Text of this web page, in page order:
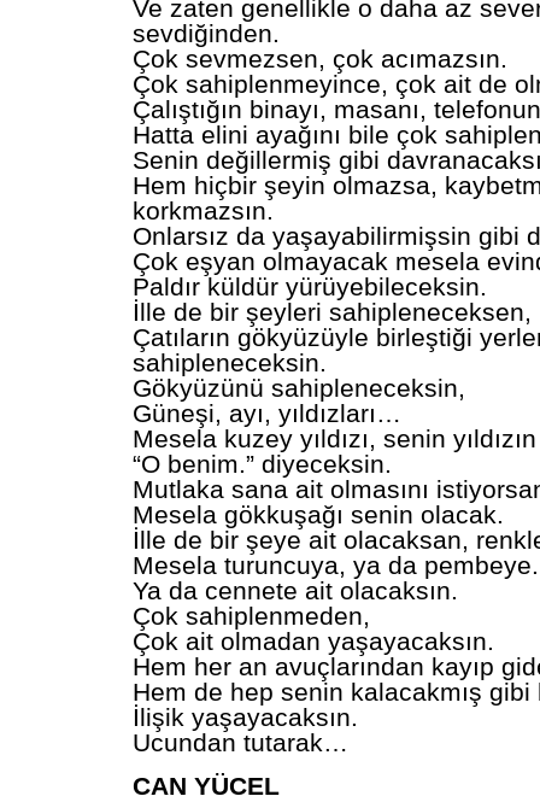
Ve zaten genellikle o daha az
sevdiğinden.
Çok sevmezsen, çok acımazsın.
Çok sahiplenmeyince, çok ait de
Çalıştığın binayı, masanı,
Hatta elini ayağını bile çok
Senin değillermiş gibi
Hem hiçbir şeyin olmazsa,
korkmazsın.
Onlarsız da yaşayabilirmişsin gibi
Çok eşyan olmayacak mesela
Paldır küldür yürüyebileceksin.
İlle de bir şeyleri sahipleneceksen,
Çatıların gökyüzüyle birleştiği
sahipleneceksin.
Gökyüzünü sahipleneceksin,
Güneşi, ayı, yıldızları…
Mesela kuzey yıldızı, senin
“O benim.” diyeceksin.
Mutlaka sana ait olmasını
Mesela gökkuşağı senin olacak.
İlle de bir şeye ait olacaksan,
Mesela turuncuya, ya da pembeye.
Ya da cennete ait olacaksın.
Çok sahiplenmeden,
Çok ait olmadan yaşayacaksın.
Hem her an avuçlarından kayıp
Hem de hep senin kalacakmış gibi
İlişik yaşayacaksın.
Ucundan tutarak…
CAN YÜCEL